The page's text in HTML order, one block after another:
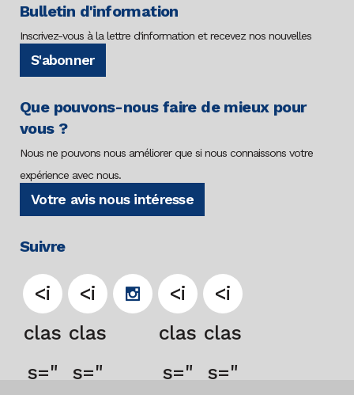
Bulletin d'information
Inscrivez-vous à la lettre d'information et recevez nos nouvelles
S'abonner
Que pouvons-nous faire de mieux pour
vous ?
Nous ne pouvons nous améliorer que si nous connaissons votre
expérience avec nous.
Votre avis nous intéresse
Suivre
<i
clas
s="
<i
clas
s="
<i
clas
s="
<i
clas
s="